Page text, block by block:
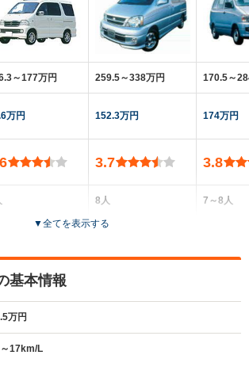
～177万円
万円
全高
1.81m～1.9m
全幅
1.52m
259.5～338万円
152.3万円
3.7
8人
4ドア
170.5～
174万円
3.8
7～8人
▼全てを表示する
基本情報
万円
17km/L